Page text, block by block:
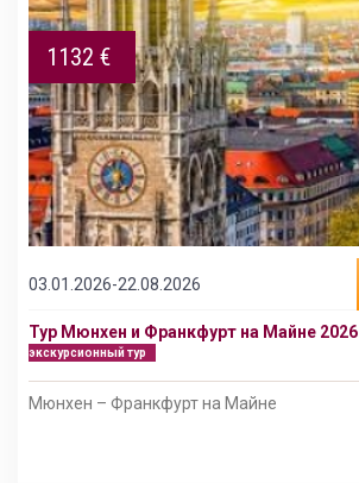
1132 €
03.01.2026-22.08.2026
Тур Мюнхен и Франкфурт на Майне 2026
экскурсионный тур
Мюнхен – Франкфурт на Майне